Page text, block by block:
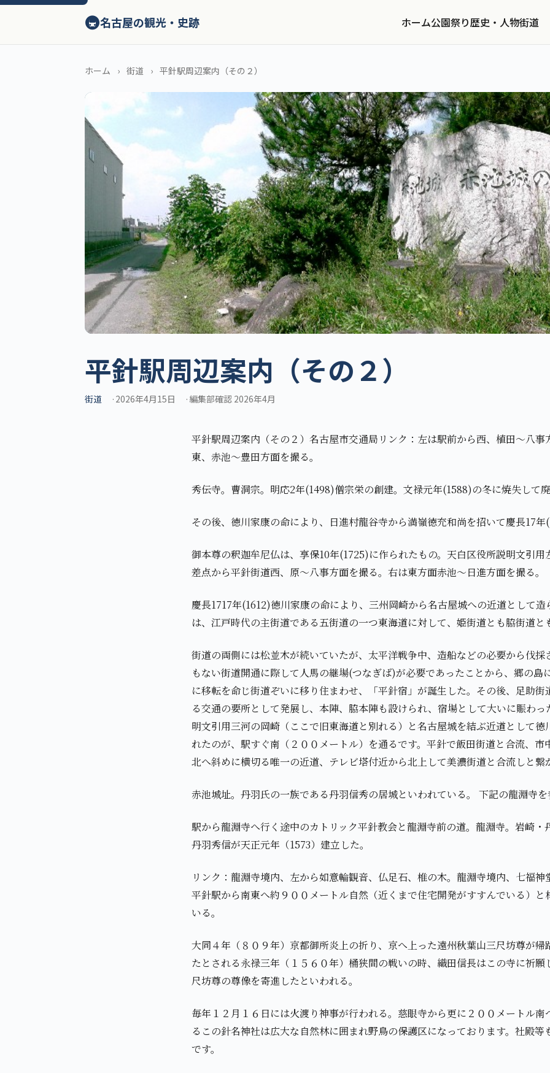
ン
🚇名古屋の観光・史跡 ホーム公園祭り歴史・人物街道
ホーム 街道 平針駅周辺案内（その２）
平針駅周辺案内（その２）
街道 2026年4月15日 編集部確認 2026年4月
平針駅周辺案内（その２）名古屋市交通局リンク：左は駅前から西、植田～八事
東、赤池～豊田方面を撮る。
秀伝寺。曹洞宗。明応2年(1498)僧宗栄の創建。文禄元年(1588)の冬に焼失して
その後、徳川家康の命により、日進村龍谷寺から満嶺徳充和尚を招いて慶長17
御本尊の釈迦牟尼仏は、享保10年(1725)に作られたもの。天白区役所説明文引用
差点から平針街道西、原～八事方面を撮る。右は東方面赤池～日進方面を撮る。
慶長1717年(1612)徳川家康の命により、三州岡崎から名古屋城への近道として
は、江戸時代の主街道である五街道の一つ東海道に対して、姫街道とも脇街道と
街道の両側には松並木が続いていたが、太平洋戦争中、造船などの必要から伐採
もない街道開通に際して人馬の継場(つなぎば)が必要であったことから、郷の島
に移転を命じ街道ぞいに移り住まわせ、「平針宿」が誕生した。その後、足助街
る交通の要所として発展し、本陣、脇本陣も設けられ、宿場として大いに賑わっ
明文引用三河の岡崎（ここで旧東海道と別れる）と名古屋城を結ぶ近道として徳
れたのが、駅すぐ南（２００メートル）を通るです。平針で飯田街道と合流、市
北へ斜めに横切る唯一の近道、テレビ塔付近から北上して美濃街道と合流しと繋
赤池城址。丹羽氏の一族である丹羽信秀の居城といわれている。 下記の龍淵寺
駅から龍淵寺へ行く途中のカトリック平針教会と龍淵寺前の道。龍淵寺。岩崎・
丹羽秀信が天正元年（1573）建立した。
リンク：龍淵寺境内、左から如意輪観音、仏足石、椎の木。龍淵寺境内、七福神
平針駅から南東へ約９００メートル自然（近くまで住宅開発がすすんでいる）と
いる。
大同４年（８０９年）京都御所炎上の折り、京へ上った遠州秋葉山三尺坊尊が帰
たとされる永禄三年（１５６０年）桶狭間の戦いの時、織田信長はこの寺に祈願
尺坊尊の尊像を寄進したといわれる。
毎年１２月１６日には火渡り神事が行われる。慈眼寺から更に２００メートル南
るこの針名神社は広大な自然林に囲まれ野鳥の保護区になっております。社殿等
です。